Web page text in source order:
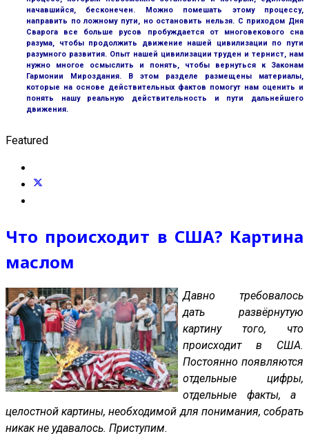
начавшийся, бесконечен. Можно помешать этому процессу,
направить по ложному пути, но остановить нельзя. С приходом Дня
Сварога все больше русов пробуждается от многовекового сна
разума, чтобы продолжить движение нашей цивилизации по пути
разумного развития. Опыт нашей цивилизации труден и тернист, нам
нужно многое осмыслить и понять, чтобы вернуться к Законам
Гармонии Мироздания. В этом разделе размещены материалы,
которые на основе действительных фактов помогут нам оценить и
понять нашу реальную действительность и пути дальнейшего
движения.
Featured
Что происходит в США? Картина
маслом
Давно требовалось
дать развёрнутую
картину того, что
происходит в США.
Постоянно появляются
отдельные цифры,
отдельные факты, а
целостной картины, необходимой для понимания, собрать
никак не удавалось. Приступим.